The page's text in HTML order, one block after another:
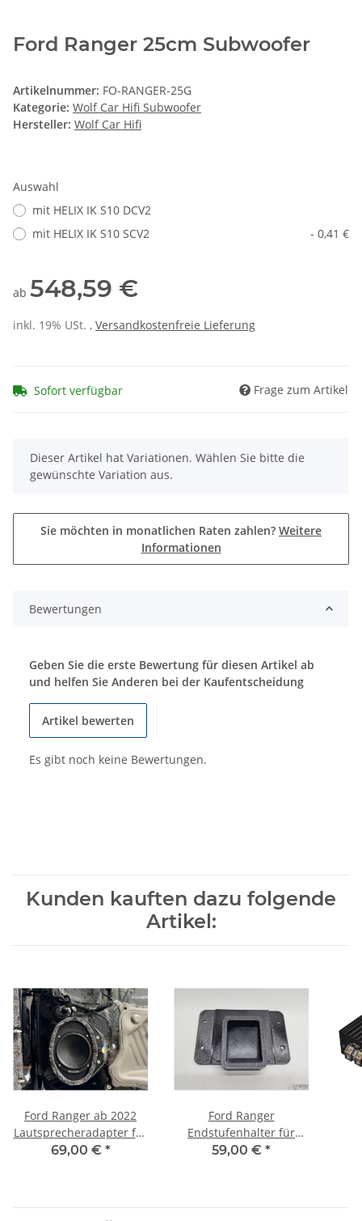
Ford Ranger 25cm Subwoofer
Artikelnummer: FO-RANGER-25G
Kategorie: Wolf Car Hifi Subwoofer
Hersteller: Wolf Car Hifi
Auswahl
mit HELIX IK S10 DCV2
mit HELIX IK S10 SCV2
- 0,41 €
ab 548,59 €
inkl. 19% USt. , Versandkostenfreie Lieferung
Sofort verfügbar Frage zum Artikel
x
Dieser Artikel hat Variationen. Wählen Sie bitte die
gewünschte Variation aus.
Sie möchten in monatlichen Raten zahlen? Weitere
Informationen
Bewertungen
Geben Sie die erste Bewertung für diesen Artikel ab
und helfen Sie Anderen bei der Kaufentscheidung
Artikel bewerten
Es gibt noch keine Bewertungen.
Kunden kauften dazu folgende
Artikel:
Ford Ranger ab 2022
Lautsprecheradapter für
165mm
69,00 € *
Ford Ranger
Endstufenhalter für
Match Endstufen
59,00 € *